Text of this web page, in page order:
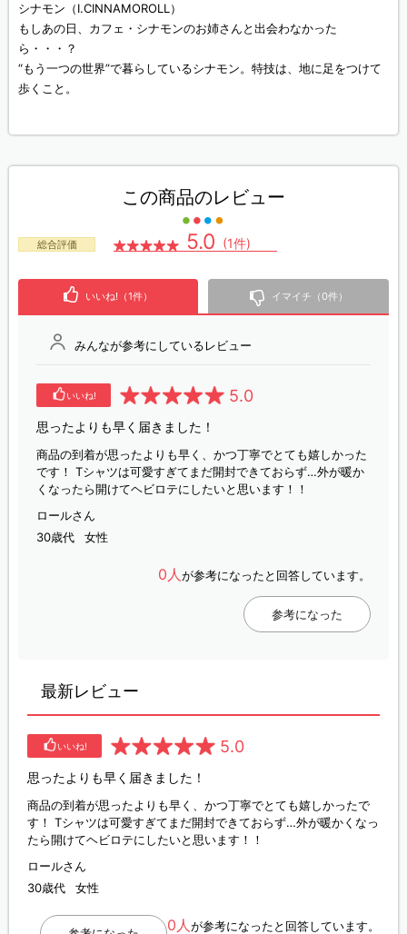
シナモン（I.CINNAMOROLL）
もしあの日、カフェ・シナモンのお姉さんと出会わなかった
ら・・・？
“もう一つの世界”で暮らしているシナモン。特技は、地に足をつけて
歩くこと。
この商品のレビュー
総合評価 5.0 (1件)
いいね!（1件） イマイチ（0件）
みんなが参考にしているレビュー
いいね! 5.0
思ったよりも早く届きました！
商品の到着が思ったよりも早く、かつ丁寧でとても嬉しかった
です！ Tシャツは可愛すぎてまだ開封できておらず…外が暖か
くなったら開けてヘビロテにしたいと思います！！
ロールさん
30歳代
女性
0人が参考になったと回答しています。
参考になった
最新レビュー
いいね! 5.0
思ったよりも早く届きました！
商品の到着が思ったよりも早く、かつ丁寧でとても嬉しかったで
す！ Tシャツは可愛すぎてまだ開封できておらず…外が暖かくなっ
たら開けてヘビロテにしたいと思います！！
ロールさん
30歳代
女性
0人が参考になったと回答しています。